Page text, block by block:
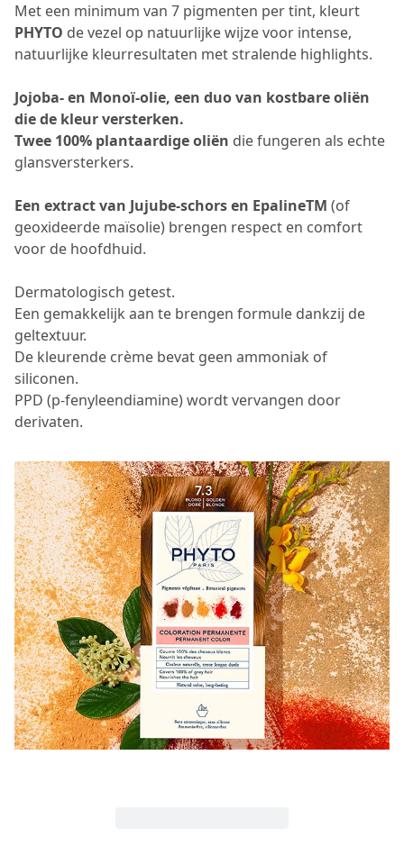
Met een minimum van 7 pigmenten per tint, kleurt
PHYTO de vezel op natuurlijke wijze voor intense,
natuurlijke kleurresultaten met stralende highlights.
Jojoba- en Monoï-olie, een duo van kostbare oliën
die de kleur versterken.
Twee 100% plantaardige oliën die fungeren als echte
glansversterkers.
Een extract van Jujube-schors en EpalineTM (of
geoxideerde maïsolie) brengen respect en comfort
voor de hoofdhuid.
Dermatologisch getest.
Een gemakkelijk aan te brengen formule dankzij de
geltextuur.
De kleurende crème bevat geen ammoniak of
siliconen.
PPD (p-fenyleendiamine) wordt vervangen door
derivaten.